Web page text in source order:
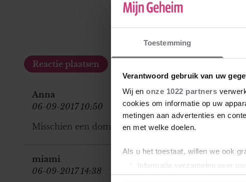
Toestemming
Verantwoord gebruik van uw
Wij en onze 1022 partners
cookies om informatie op uw
metingen aan advertenties en
en met welke doelen.
Als u het toestaat, willen we ook
Informatie verzamelen over
Uw apparaat identificeren
Anna
06-09-2017 10:50
Misschien een dom voorstel : vraag het eens aan een
miami
06-09-2017 14:38